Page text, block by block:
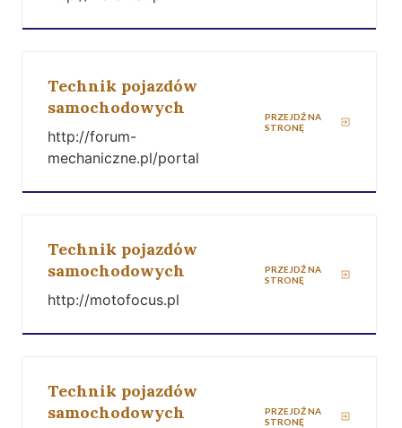
Technik pojazdów
samochodowych
http://forum-
mechaniczne.pl/portal
PRZEJDŹ NA
STRONĘ
Technik pojazdów
samochodowych
http://motofocus.pl
PRZEJDŹ NA
STRONĘ
Technik pojazdów
samochodowych
PRZEJDŹ NA
STRONĘ